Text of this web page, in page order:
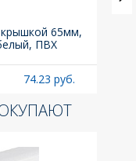
крышкой 65мм,
ПВХ
74.23 руб.